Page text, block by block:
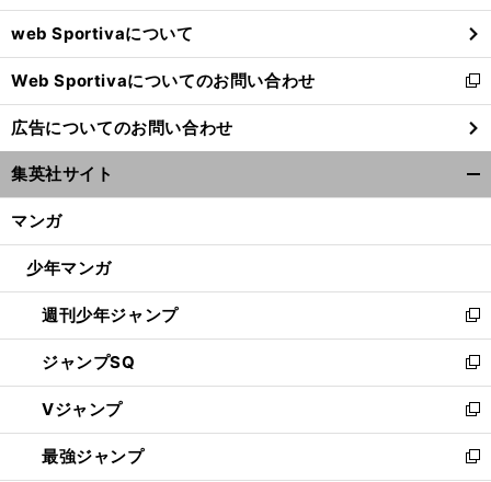
無
。
ウ
で
開
く
web Sportivaについて
Web Sportivaについてのお問い合わせ
新
し
い
ウ
ィ
ン
ウ
開
く
広告についてのお問い合わせ
集英社サイト
マンガ
少年マンガ
週刊少年ジャンプ
新
し
い
ウ
ィ
ン
ド
ジャンプSQ
新
し
い
ウ
ィ
Vジャンプ
新
し
い
最強ジャンプ
新